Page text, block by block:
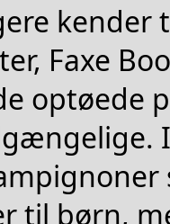
kender
Faxe
optøede
til børn,